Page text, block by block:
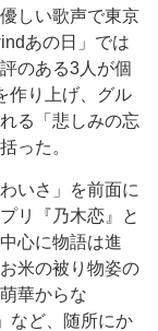
しい歌声で東京
あの日」では
のある3人が個
作り上げ、グル
る「悲しみの忘
った。
いさ」を前面に
リ『乃木恋』と
心に物語は進
米の被り物姿の
華からな
など、随所にか